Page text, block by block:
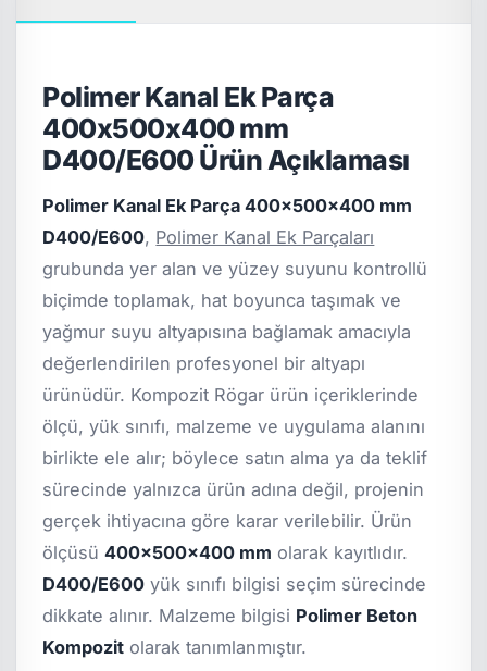
Polimer Kanal Ek Parça
400x500x400 mm
D400/E600 Ürün Açıklaması
Polimer Kanal Ek Parça 400x500x400 mm
D400/E600, Polimer Kanal Ek Parçaları
grubunda yer alan ve yüzey suyunu kontrollü
biçimde toplamak, hat boyunca taşımak ve
yağmur suyu altyapısına bağlamak amacıyla
değerlendirilen profesyonel bir altyapı
ürünüdür. Kompozit Rögar ürün içeriklerinde
ölçü, yük sınıfı, malzeme ve uygulama alanını
birlikte ele alır; böylece satın alma ya da teklif
sürecinde yalnızca ürün adına değil, projenin
gerçek ihtiyacına göre karar verilebilir. Ürün
ölçüsü400x500x400 mm olarak kayıtlıdır.
D400/E600 yük sınıfı bilgisi seçim sürecinde
dikkate alınır. Malzeme bilgisi Polimer Beton
Kompozit olarak tanımlanmıştır.